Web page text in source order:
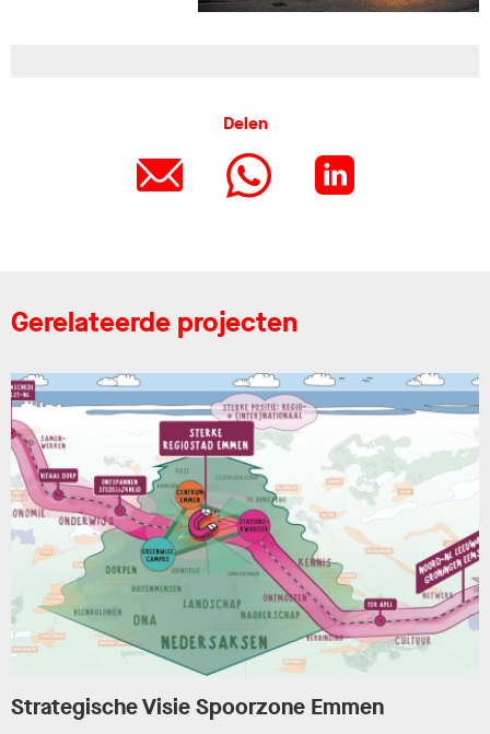
Delen
Gerelateerde projecten
Strategische Visie Spoorzone Emmen